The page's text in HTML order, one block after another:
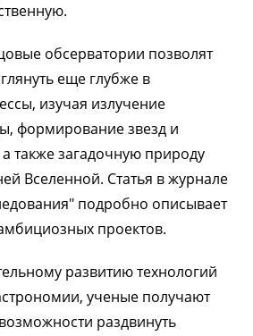
обсерватории позволят
еще глубже в
изучая излучение
формирование звезд и
также загадочную природу
Вселенной. Статья в журнале
подробно описывает
проектов.
развитию технологий
ученые получают
раздвинуть